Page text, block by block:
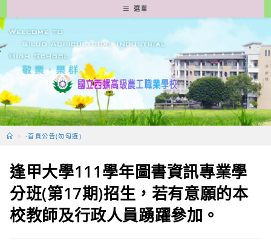
轉
至
要
容
選單
> -首頁公告(勿勾選)
逢甲大學111學年圖書資訊專業學
分班(第17期)招生，若有意願的本
校教師及行政人員踴躍參加。